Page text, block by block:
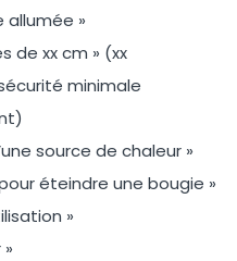
allumée »
de xx cm » (xx
minimale
source de chaleur »
éteindre une bougie »
»